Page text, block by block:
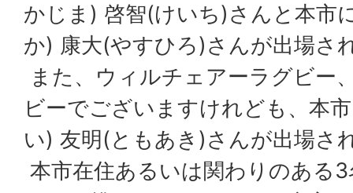
かじま) 啓智(けいち)さんと本市
か) 康大(やすひろ)さんが出場さ
また、ウィルチェアーラグビー
ビーでございますけれども、本
い) 友明(ともあき)さんが出場さ
本市在住あるいは関わりのある